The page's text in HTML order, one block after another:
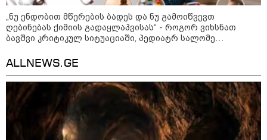
როგორ ჩავიცვათ 40 წლის
შემდეგ: მილიონერების
სტილისტის 8 ოქროს წესი და
მსოფლიო
„ნუ ენდობით მწერების ბადეს და ნუ გამოიწვევთ
ღებინებას ქიმიის გადაყლაპვისას“ - როგორ ვიხსნათ
ბავშვი კრიტიკულ სიტუაციაში, პედიატრ სალომე
ALLNEWS.GE